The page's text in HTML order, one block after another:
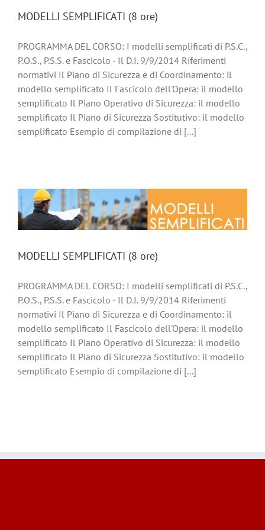
MODELLI SEMPLIFICATI (8 ore)
PROGRAMMA DEL CORSO: I modelli semplificati di P.S.C.,
P.O.S., P.S.S. e Fascicolo - Il D.I. 9/9/2014 Riferimenti
normativi Il Piano di Sicurezza e di Coordinamento: il
modello semplificato Il Fascicolo dell'Opera: il modello
semplificato Il Piano Operativo di Sicurezza: il modello
semplificato Il Piano di Sicurezza Sostitutivo: il modello
semplificato Esempio di compilazione di [...]
MODELLI SEMPLIFICATI (8 ore)
PROGRAMMA DEL CORSO: I modelli semplificati di P.S.C.,
P.O.S., P.S.S. e Fascicolo - Il D.I. 9/9/2014 Riferimenti
normativi Il Piano di Sicurezza e di Coordinamento: il
modello semplificato Il Fascicolo dell'Opera: il modello
semplificato Il Piano Operativo di Sicurezza: il modello
semplificato Il Piano di Sicurezza Sostitutivo: il modello
semplificato Esempio di compilazione di [...]